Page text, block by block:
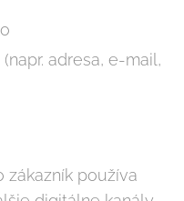
adresa, e-mail,
zákazník používa